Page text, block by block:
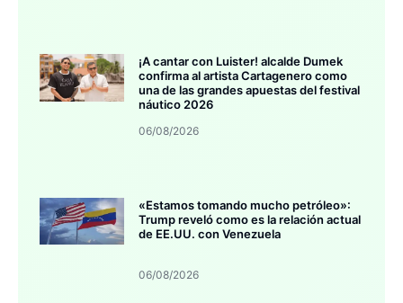
¡A cantar con Luister! alcalde Dumek
confirma al artista Cartagenero como
una de las grandes apuestas del festival
náutico 2026
06/08/2026
«Estamos tomando mucho petróleo»:
Trump reveló como es la relación actual
de EE.UU. con Venezuela
06/08/2026